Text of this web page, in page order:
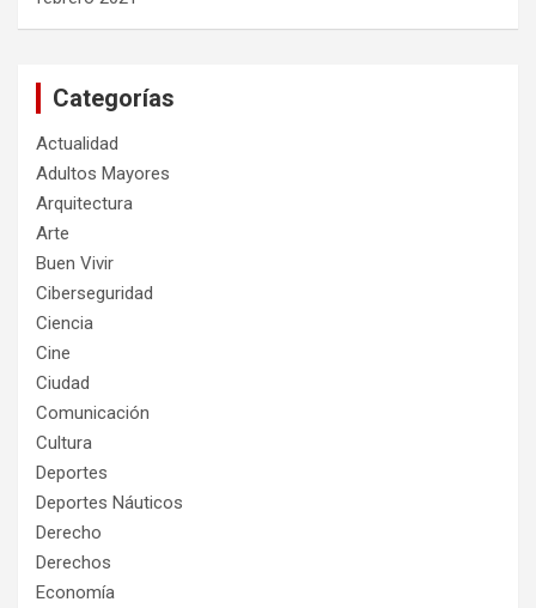
Categorías
Actualidad
Adultos Mayores
Arquitectura
Arte
Buen Vivir
Ciberseguridad
Ciencia
Cine
Ciudad
Comunicación
Cultura
Deportes
Deportes Náuticos
Derecho
Derechos
Economía